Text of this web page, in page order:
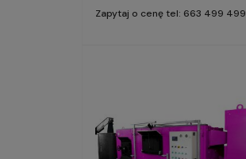
Zapytaj o cenę tel: 663 499 499